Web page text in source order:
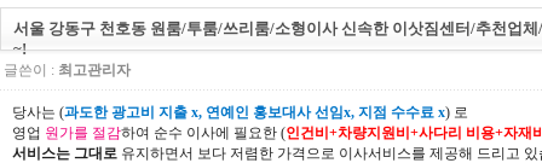
서울 강동구 천호동 원룸/투룸/쓰리룸/소형이사 신속한 이삿짐센터/추천업
~!
글쓴이 : 최고관리자
당사는 (과도한 광고비 지출 x, 연예인 홍보대사 선임x, 지점 수수료 x) 로
영업 원가를 절감하여 순수 이사에 필요한 (인건비+차량지원비+사다리 비용+자재
서비스는 그대로 유지하면서 보다 저렴한 가격으로 이사서비스를 제공해 드리고 있